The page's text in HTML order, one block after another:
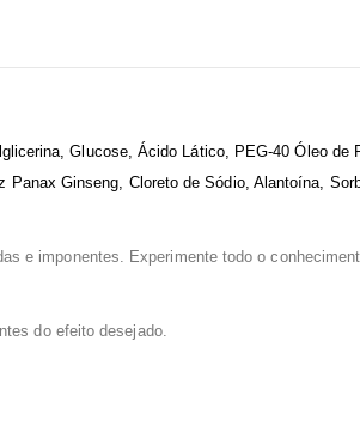
Glucose, Ácido Lático, PEG-40 Óleo
Ginseng, Cloreto de Sódio, Alantoína,
e imponentes. Experimente todo o
do efeito desejado.